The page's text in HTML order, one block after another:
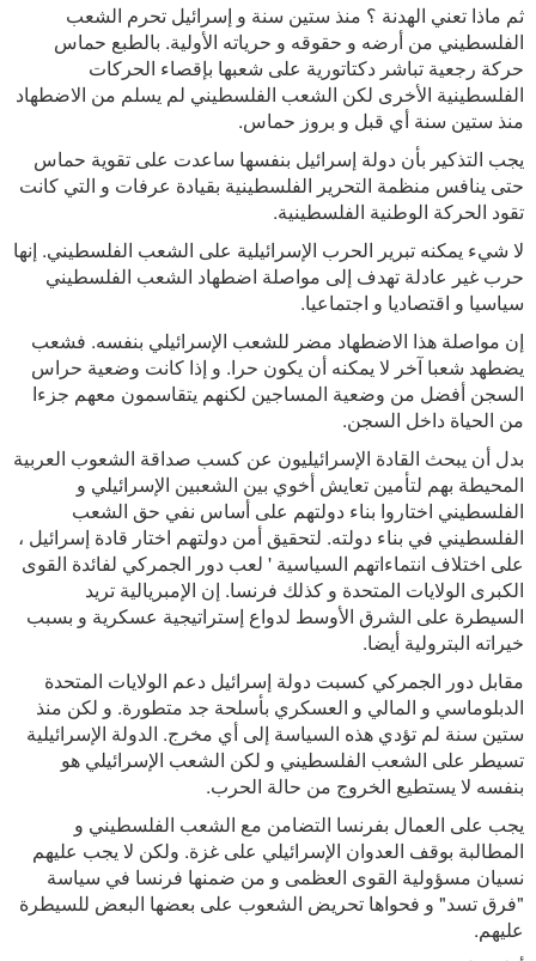
ثم ماذا تعني الهدنة ؟ منذ ستين سنة و إسرائيل تحرم الشعب
الفلسطيني من أرضه و حقوقه و حرياته الأولية. بالطبع حماس
حركة رجعية تباشر دكتاتورية على شعبها بإقصاء الحركات
الفلسطينية الأخرى لكن الشعب الفلسطيني لم يسلم من الاضطهاد
منذ ستين سنة أي قبل و بروز حماس.
يجب التذكير بأن دولة إسرائيل بنفسها ساعدت على تقوية حماس
حتى ينافس منظمة التحرير الفلسطينية بقيادة عرفات و التي كانت
تقود الحركة الوطنية الفلسطينية.
لا شيء يمكنه تبرير الحرب الإسرائيلية على الشعب الفلسطيني. إنها
حرب غير عادلة تهدف إلى مواصلة اضطهاد الشعب الفلسطيني
سياسيا و اقتصاديا و اجتماعيا.
إن مواصلة هذا الاضطهاد مضر للشعب الإسرائيلي بنفسه. فشعب
يضطهد شعبا آخر لا يمكنه أن يكون حرا. و إذا كانت وضعية حراس
السجن أفضل من وضعية المساجين لكنهم يتقاسمون معهم جزءا
من الحياة داخل السجن.
بدل أن يبحث القادة الإسرائيليون عن كسب صداقة الشعوب العربية
المحيطة بهم لتأمين تعايش أخوي بين الشعبين الإسرائيلي و
الفلسطيني اختاروا بناء دولتهم على أساس نفي حق الشعب
الفلسطيني في بناء دولته. لتحقيق أمن دولتهم اختار قادة إسرائيل ،
على اختلاف انتماءاتهم السياسية ' لعب دور الجمركي لفائدة القوى
الكبرى الولايات المتحدة و كذلك فرنسا. إن الإمبريالية تريد
السيطرة على الشرق الأوسط لدواع إستراتيجية عسكرية و بسبب
خيراته البترولية أيضا.
مقابل دور الجمركي كسبت دولة إسرائيل دعم الولايات المتحدة
الدبلوماسي و المالي و العسكري بأسلحة جد متطورة. و لكن منذ
ستين سنة لم تؤدي هذه السياسة إلى أي مخرج. الدولة الإسرائيلية
تسيطر على الشعب الفلسطيني و لكن الشعب الإسرائيلي هو
بنفسه لا يستطيع الخروج من حالة الحرب.
يجب على العمال بفرنسا التضامن مع الشعب الفلسطيني و
المطالبة بوقف العدوان الإسرائيلي على غزة. ولكن لا يجب عليهم
نسيان مسؤولية القوى العظمى و من ضمنها فرنسا في سياسة
"فرق تسد" و فحواها تحريض الشعوب على بعضها البعض للسيطرة
عليهم.